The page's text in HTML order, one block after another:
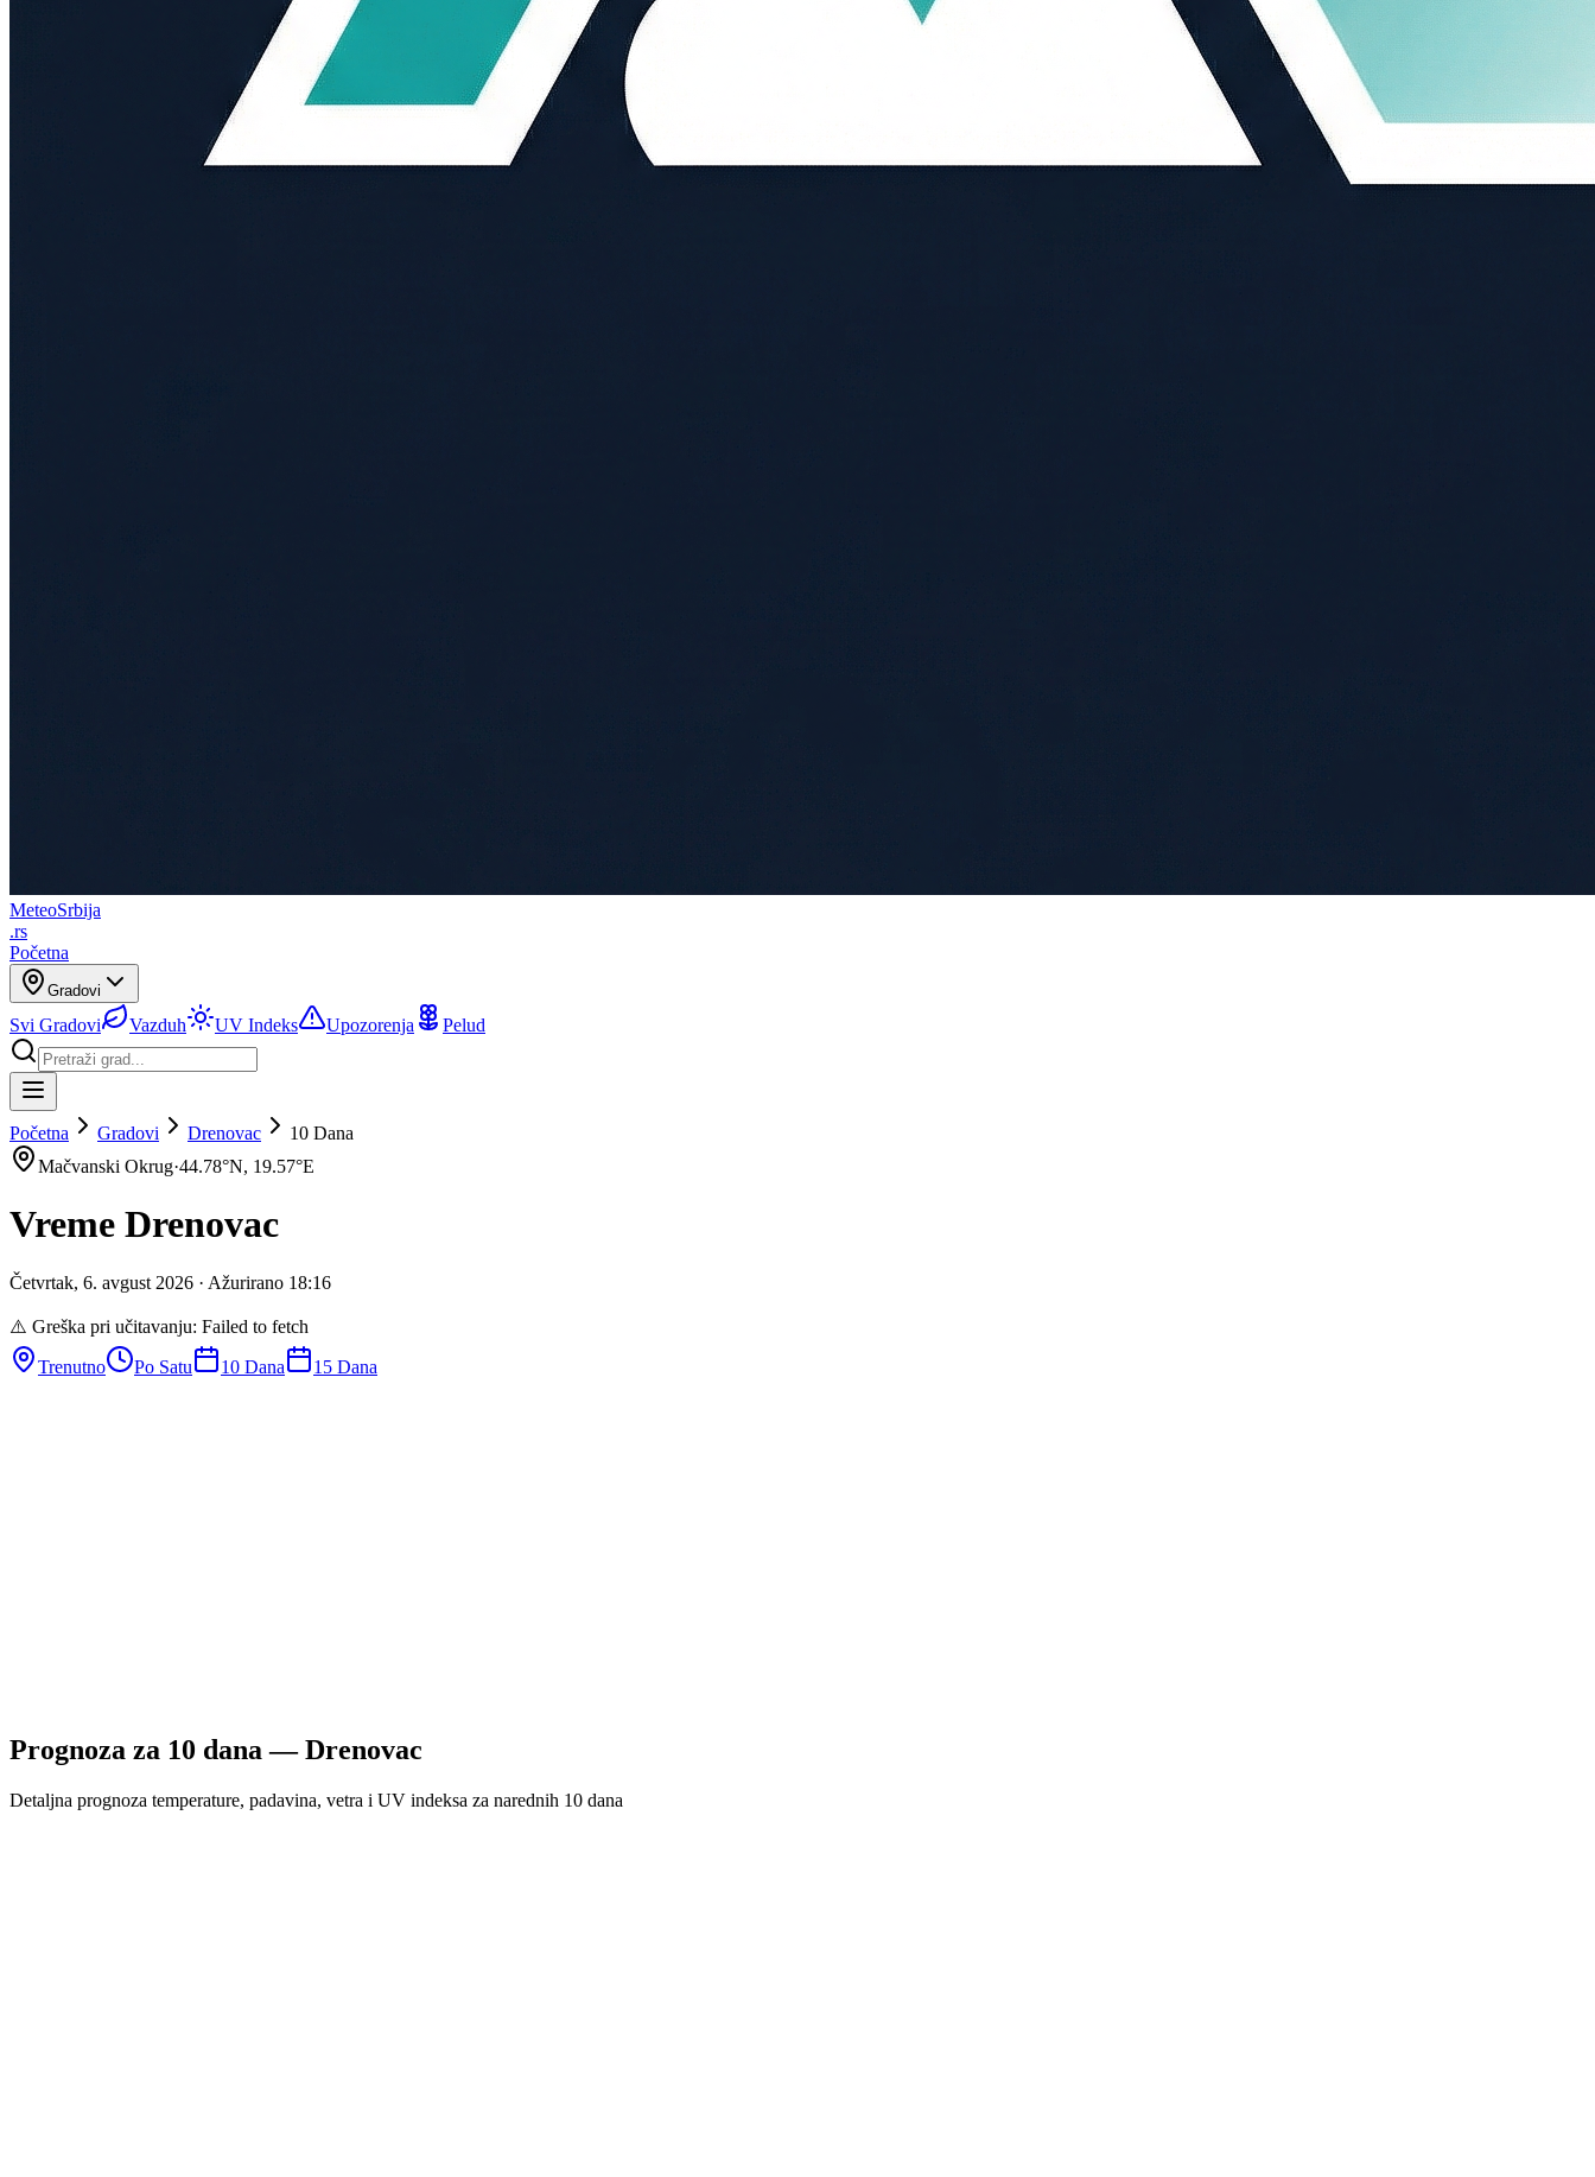
MeteoSrbija
.rs
Početna
Gradovi
Svi Gradovi Vazduh UV Indeks Upozorenja Pelud
Početna Gradovi Drenovac
10 Dana
Mačvanski Okrug·44.78°N, 19.57°E
Vreme Drenovac
Četvrtak, 6. avgust 2026 · Ažurirano 18:16
⚠️ Greška pri učitavanju: Failed to fetch
Trenutno
Po Satu 10 Dana 15 Dana
Prognoza za 10 dana —Drenovac
Detaljna prognoza temperature, padavina, vetra i UV indeksa za narednih 10 dana